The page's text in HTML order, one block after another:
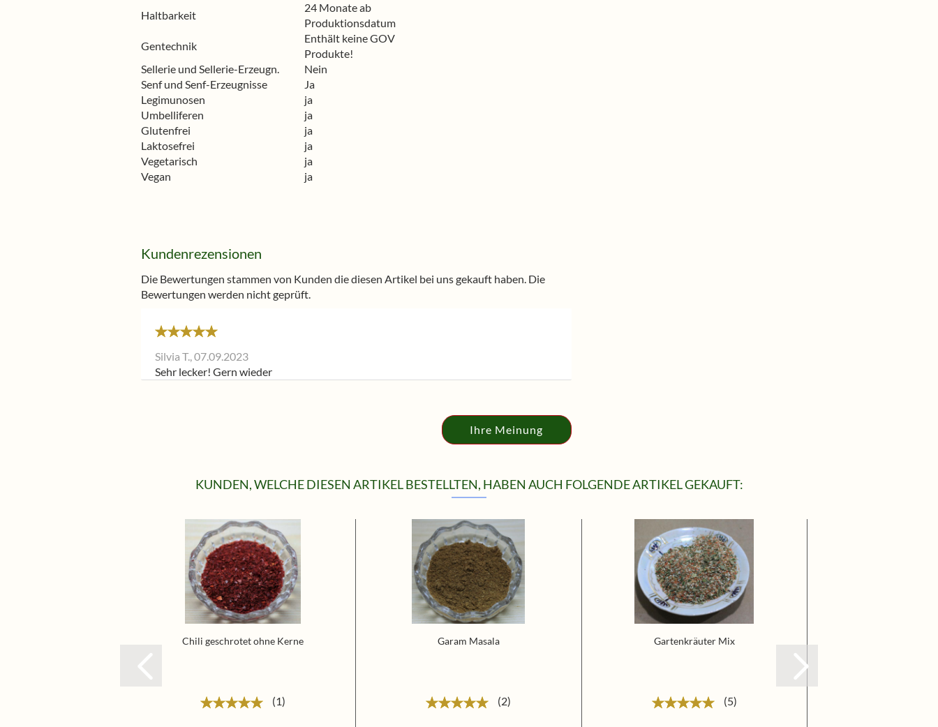
Haltbarkeit
24 Monate ab
Produktionsdatum
Gentechnik
Enthält keine GOV
Produkte!
Sellerie und Sellerie-Erzeugn.
Nein
Senf und Senf-Erzeugnisse
Ja
Legimunosen
ja
Umbelliferen
ja
Glutenfrei
ja
Laktosefrei
ja
Vegetarisch
ja
Vegan
ja
Kundenrezensionen
Die Bewertungen stammen von Kunden die diesen Artikel bei uns gekauft haben. Die
Bewertungen werden nicht geprüft.
Silvia T.,07.09.2023
Sehr lecker! Gern wieder
Ihre Meinung
KUNDEN, WELCHE DIESEN ARTIKEL BESTELLTEN, HABEN AUCH FOLGENDE ARTIKEL GEKAUFT:
Chili geschrotet ohne Kerne
1
Garam Masala
2
Gartenkräuter Mix
5